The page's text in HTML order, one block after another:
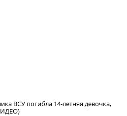
ВСУ погибла 14-летняя девочка,